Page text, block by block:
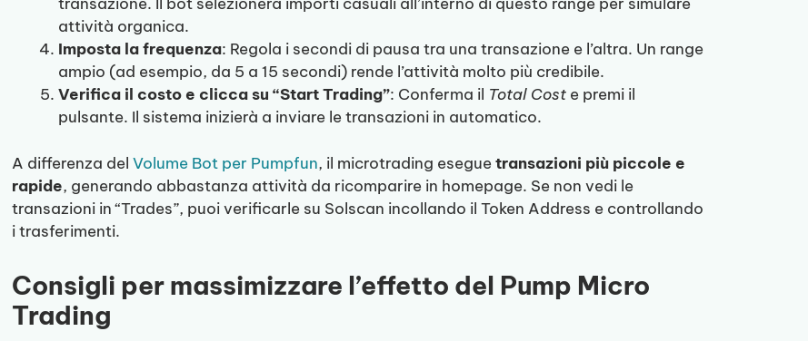
transazione. Il bot selezionerà importi casuali all’interno di questo range per simulare
attività organica.
Imposta la frequenza: Regola i secondi di pausa tra una transazione e l’altra. Un range
ampio (ad esempio, da 5 a 15 secondi) rende l’attività molto più credibile.
Verifica il costo e clicca su “Start Trading”: Conferma il Total Cost e premi il
pulsante. Il sistema inizierà a inviare le transazioni in automatico.
A differenza delVolume Bot per Pumpfun, il microtrading eseguetransazioni più piccole e
rapide, generando abbastanza attività da ricomparire in homepage. Se non vedi le
transazioni in “Trades”, puoi verificarle su Solscan incollando il Token Address e controllando
i trasferimenti.
Consigli per massimizzare l’effetto del Pump Micro
Trading